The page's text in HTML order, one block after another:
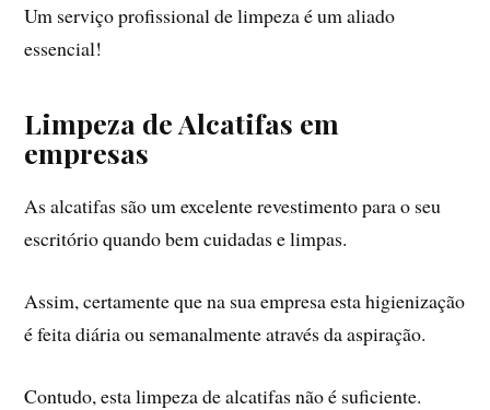
Um serviço profissional de limpeza é um aliado
essencial!
Limpeza de Alcatifas em
empresas
As alcatifas são um excelente revestimento para o seu
escritório quando bem cuidadas e limpas.
Assim, certamente que na sua empresa esta higienização
é feita diária ou semanalmente através da aspiração.
Contudo, esta limpeza de alcatifas não é suficiente.